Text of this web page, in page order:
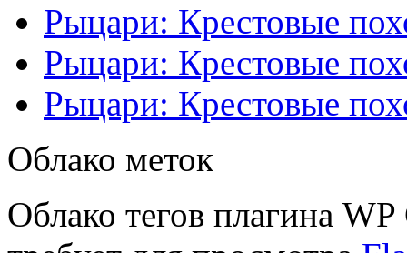
Рыцари: Крестовые
Рыцари: Крестовые
Рыцари: Крестовые
Облако меток
Облако тегов плагина